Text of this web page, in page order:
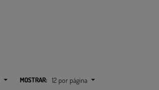
MOSTRAR: 12 por página